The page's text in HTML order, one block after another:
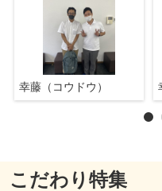
幸藤（コウドウ）
こだわり特集